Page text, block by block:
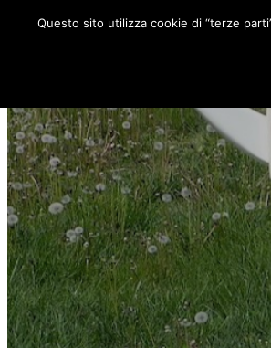
Questo sito utilizza cookie di “terze